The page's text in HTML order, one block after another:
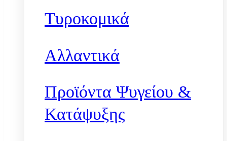
Τυροκομικά
Αλλαντικά
Προϊόντα Ψυγείου &
Κατάψυξης